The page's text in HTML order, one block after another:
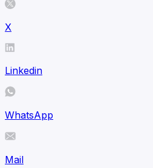
X
Linkedin
WhatsApp
Mail